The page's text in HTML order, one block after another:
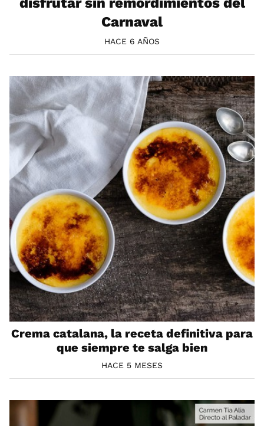
Carnaval
HACE 6 AÑOS
Crema catalana, la receta definitiva para
que siempre te salga bien
HACE 5 MESES